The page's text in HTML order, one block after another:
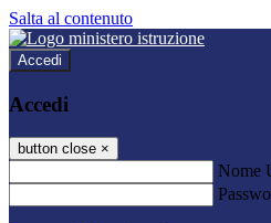
Salta al contenuto
Accedi
Accedi
button close ×
Nome